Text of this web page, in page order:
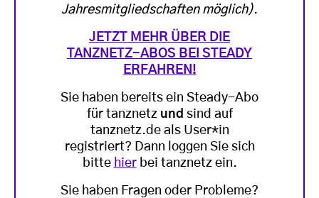
Jahresmitgliedschaften möglich).
JETZT MEHR ÜBER DIE
TANZNETZ-ABOS BEI STEADY
ERFAHREN!
Sie haben bereits ein Steady-Abo
für tanznetz und sind auf
tanznetz.de als User*in
registriert? Dann loggen Sie sich
bitte hierbei tanznetz ein.
Sie haben Fragen oder Probleme?